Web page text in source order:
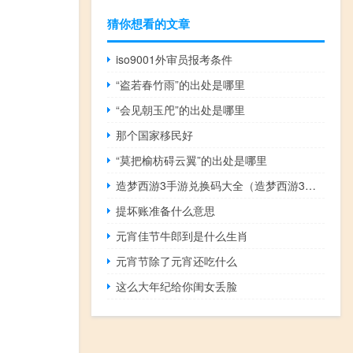
猜你想看的文章
iso9001外审员报考条件
“盗若春竹雨”的出处是哪里
“会见朝玉戺”的出处是哪里
那个国家移民好
“莫把榆枋碍云翼”的出处是哪里
造梦西游3手游兑换码大全（造梦西游3兑换码是多少）
提坏账准备什么意思
元宵佳节牛郎到是什么生肖
元宵节除了元宵还吃什么
这么大年纪给你闺女丢脸